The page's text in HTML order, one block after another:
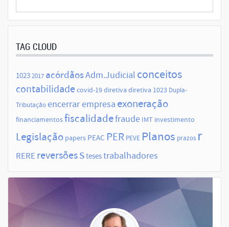
TAG CLOUD
10232017 acórdãosAdm.Judicial conceitos
contabilidade covid-19diretiva diretiva 1023 Dupla-
Tributaçãoencerrar empresa exoneração
financiamentosfiscalidadefraude IMT investimento
Legislação papers PEAC PER PEVE Planos prazos r
RERE reversõesstesestrabalhadores